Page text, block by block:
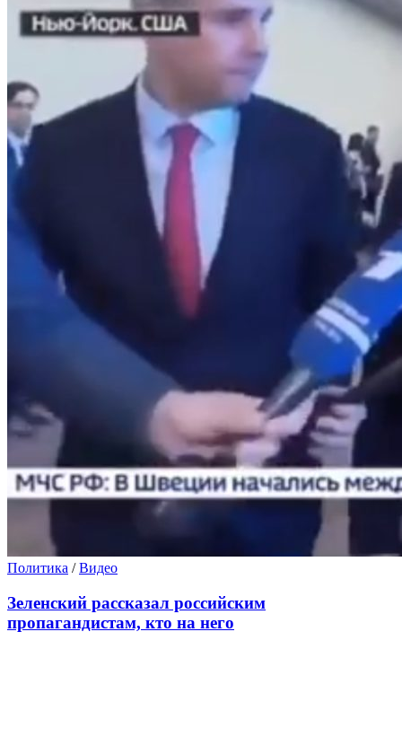
Политика /Видео
Зеленский рассказал российским
пропагандистам, кто на него